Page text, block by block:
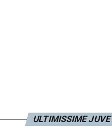
ULTIMISSIME JUVE